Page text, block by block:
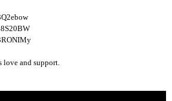
love and support.